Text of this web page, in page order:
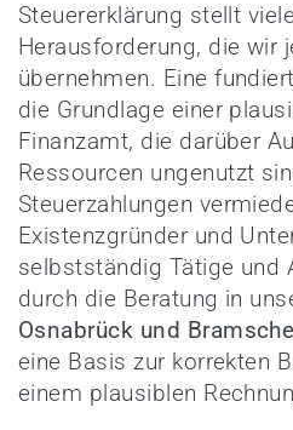
Steuererklärung stellt
Herausforderung, die wir
übernehmen. Eine
die Grundlage einer
Finanzamt, die darüber
Ressourcen ungenutzt
Steuerzahlungen
Existenzgründer und
selbstständig Tätige und
durch die Beratung in
Osnabrück und Bramsche
eine Basis zur korrekten
einem plausiblen